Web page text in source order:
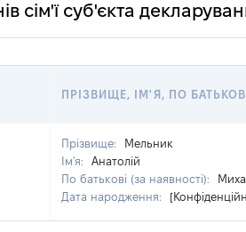
сім'ї суб'єкта
ПРІЗВИЩЕ, ІМ'Я, ПО БАТЬКОВІ
Прізвище:
Мельник
Ім'я:
Анатолій
По батькові (за наявності):
Дата народження: